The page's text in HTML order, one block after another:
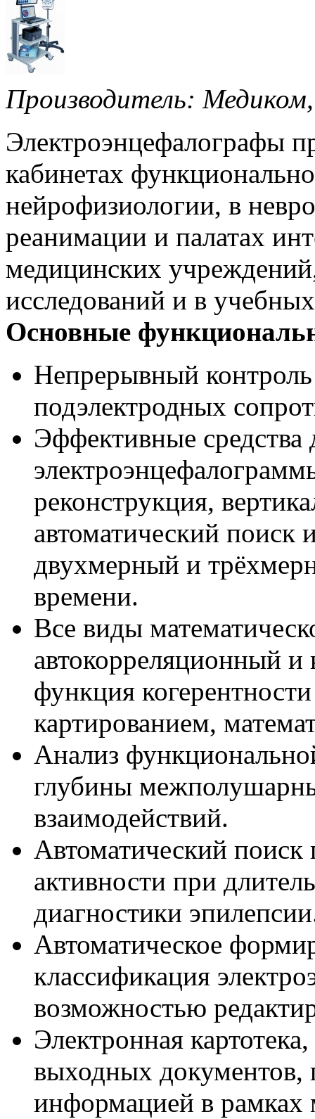
Производитель:
Электроэнцефалографы
кабинетах
нейрофизиологии, в
реанимации и палатах
медицинских
исследований и в
Основные
Непрерывный контроль
подэлектродных
Эффективные средства
реконструкция,
автоматический поиск
двухмерный и
времени.
Все виды
автокорреляционный и
функция
картированием,
Анализ
глубины
взаимодействий.
Автоматический поиск
активности при
диагностики
Автоматическое
классификация
возможностью
Электронная
выходных документов,
информацией в рамках